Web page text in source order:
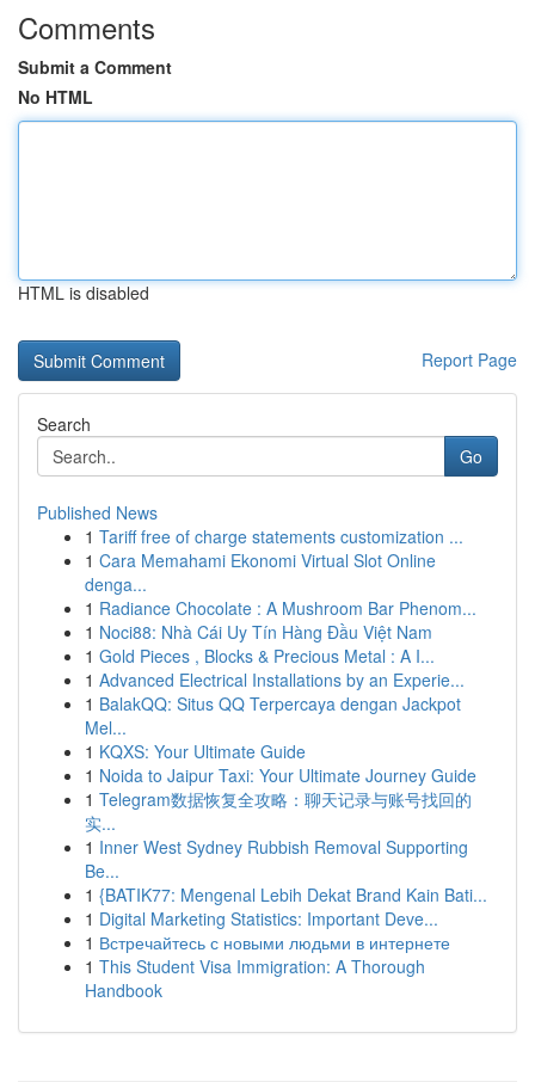
Comments
Submit a Comment
No HTML
HTML is disabled
Report Page
Search
Go
Published News
1 Tariff free of charge statements customization ...
1 Cara Memahami Ekonomi Virtual Slot Online
denga...
1 Radiance Chocolate : A Mushroom Bar Phenom...
1 Noci88: Nhà Cái Uy Tín Hàng Đầu Việt Nam
1 Gold Pieces , Blocks & Precious Metal : A I...
1 Advanced Electrical Installations by an Experie...
1 BalakQQ: Situs QQ Terpercaya dengan Jackpot
Mel...
1 KQXS: Your Ultimate Guide
1 Noida to Jaipur Taxi: Your Ultimate Journey Guide
1 Telegram数据恢复全攻略：聊天记录与账号找回的
实...
1 Inner West Sydney Rubbish Removal Supporting
Be...
1 {BATIK77: Mengenal Lebih Dekat Brand Kain Bati...
1 Digital Marketing Statistics: Important Deve...
1 Встречайтесь с новыми людьми в интернете
1 This Student Visa Immigration: A Thorough
Handbook